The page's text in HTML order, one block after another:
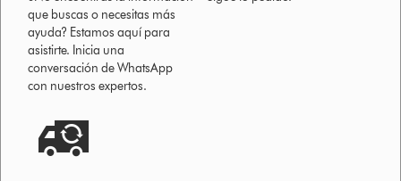
que buscas o necesitas más
ayuda? Estamos aquí para
asistirte. Inicia una
conversación de WhatsApp
con nuestros expertos.